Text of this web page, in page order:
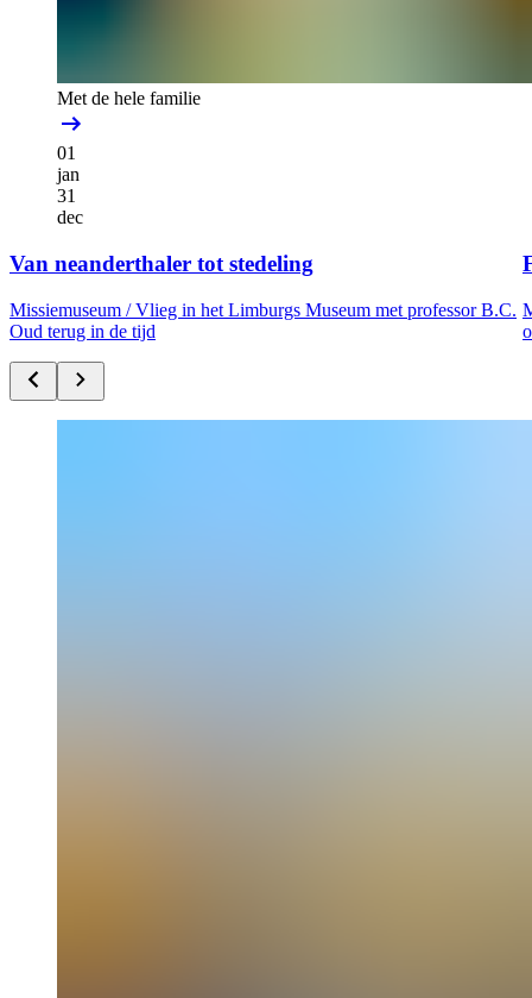
Met de hele familie
01
jan
31
dec
Van neanderthaler tot stedeling
Missiemuseum /Vlieg in het Limburgs Museum met professor B.C.
Oud terug in de tijd